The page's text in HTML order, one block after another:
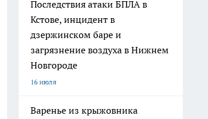
Последствия атаки БПЛА в
Кстове, инцидент в
дзержинском баре и
загрязнение воздуха в Нижнем
Новгороде
16 июля
Варенье из крыжовника